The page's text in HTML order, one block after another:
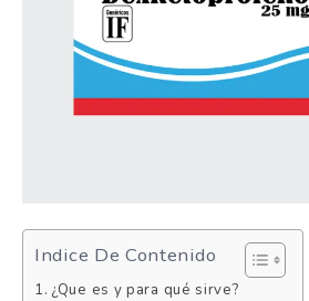
Indice De Contenido
¿Que es y para qué sirve?